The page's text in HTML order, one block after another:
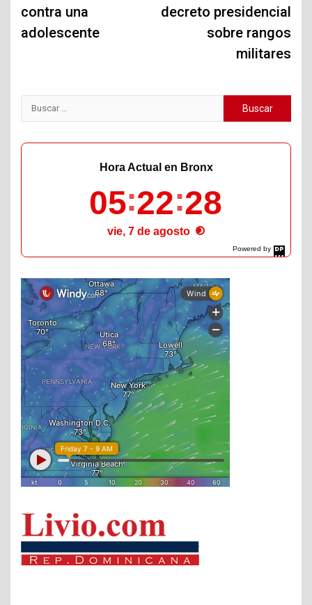
contra una
adolescente
decreto presidencial
sobre rangos
militares
Buscar:
Powered by
DaysPedia.com
Hora Actual en Bronx
05 22 29
vie, 7 de agosto